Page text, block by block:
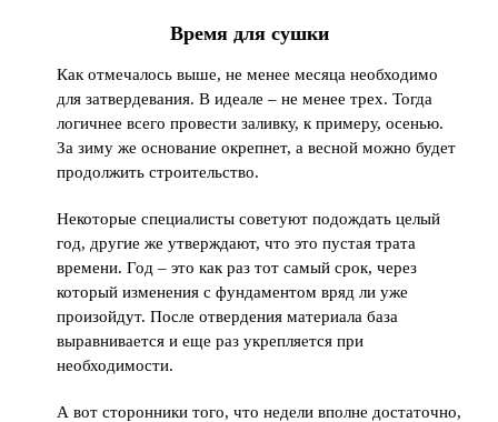
Время для сушки
Как отмечалось выше, не менее месяца необходимо
для затвердевания. В идеале – не менее трех. Тогда
логичнее всего провести заливку, к примеру, осенью.
За зиму же основание окрепнет, а весной можно будет
продолжить строительство.
Некоторые специалисты советуют подождать целый
год, другие же утверждают, что это пустая трата
времени. Год – это как раз тот самый срок, через
который изменения с фундаментом вряд ли уже
произойдут. После отвердения материала база
выравнивается и еще раз укрепляется при
необходимости.
А вот сторонники того, что недели вполне достаточно,